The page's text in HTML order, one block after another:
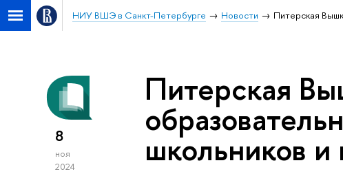
НИУ ВШЭ в Санкт-Петербурге Новости Питерская
8
ноя
2024
Питерская
школьников и